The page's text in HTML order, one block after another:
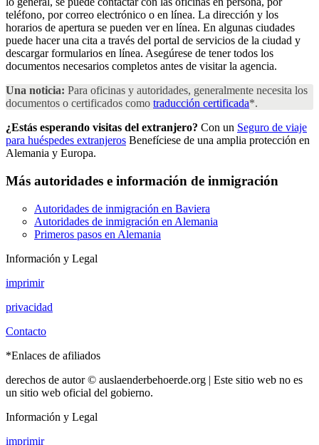
teléfono, por correo electrónico o en línea. La dirección y los
horarios de apertura se pueden ver en línea. En algunas ciudades
puede hacer una cita a través del portal de servicios de la ciudad y
descargar formularios en línea. Asegúrese de tener todos los
documentos necesarios completos antes de visitar la agencia.
Una noticia: Para oficinas y autoridades, generalmente necesita los
documentos o certificados como traducción certificada*.
¿Estás esperando visitas del extranjero? Con un Seguro de viaje
para huéspedes extranjeros Benefíciese de una amplia protección en
Alemania y Europa.
Más autoridades e información de inmigración
Autoridades de inmigración en Baviera
Autoridades de inmigración en Alemania
Primeros pasos en Alemania
Información y Legal
imprimir
privacidad
Contacto
*Enlaces de afiliados
derechos de autor © auslaenderbehoerde.org | Este sitio web no es
un sitio web oficial del gobierno.
Información y Legal
imprimir